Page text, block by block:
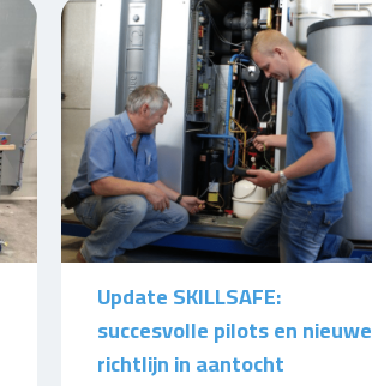
Update SKILLSAFE:
succesvolle pilots en nieuwe
richtlijn in aantocht